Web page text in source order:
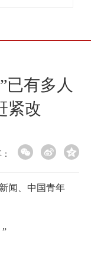
已有多人
紧改
闻、中国青年
”